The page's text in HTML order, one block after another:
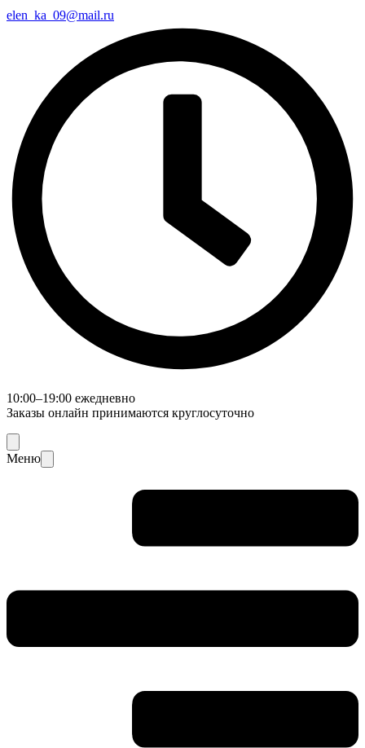
elen_ka_09@mail.ru
10:00–19:00 ежедневно
Заказы онлайн принимаются круглосуточно
Меню